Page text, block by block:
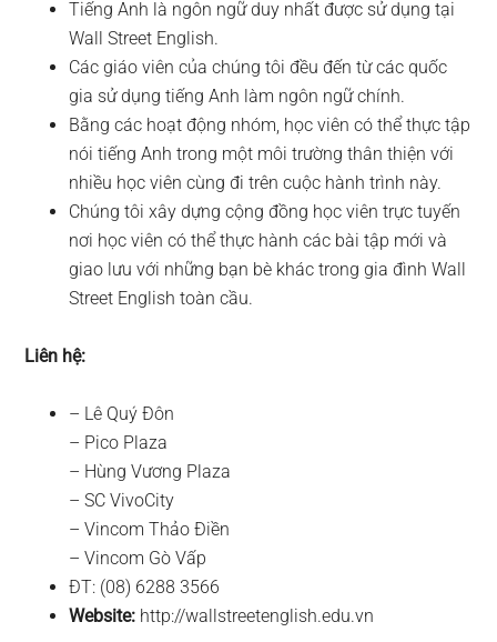
Tiếng Anh là ngôn ngữ duy nhất được sử dụng tại
Wall Street English.
Các giáo viên của chúng tôi đều đến từ các quốc
gia sử dụng tiếng Anh làm ngôn ngữ chính.
Bằng các hoạt động nhóm, học viên có thể thực tập
nói tiếng Anh trong một môi trường thân thiện với
nhiều học viên cùng đi trên cuộc hành trình này.
Chúng tôi xây dựng cộng đồng học viên trực tuyến
nơi học viên có thể thực hành các bài tập mới và
giao lưu với những bạn bè khác trong gia đình Wall
Street English toàn cầu.
Liên hệ:
– Lê Quý Đôn
– Pico Plaza
– Hùng Vương Plaza
– SC VivoCity
– Vincom Thảo Điền
– Vincom Gò Vấp
ĐT: (08) 6288 3566
Website: http://wallstreetenglish.edu.vn